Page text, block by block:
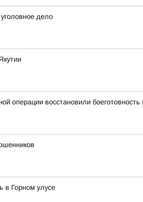
дело
операции восстановили
в Горном улусе